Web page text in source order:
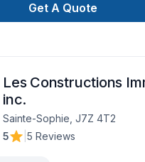
Get A Quote
Les Constructions
inc.
Sainte-Sophie, J7Z 4T2
5
5 Reviews